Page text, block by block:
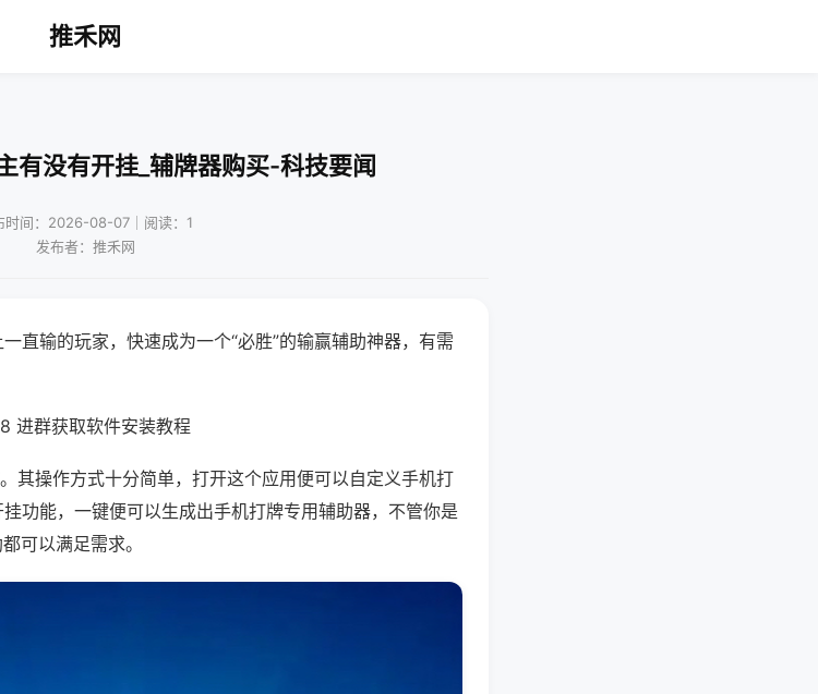
推禾网
有没有开挂_辅牌器购买-科技要闻
时间：2026-08-07｜阅读：1
发布者：推禾网
直输的玩家，快速成为一个“必胜”的输赢辅助神器，有需
进群获取软件安装教程
其操作方式十分简单，打开这个应用便可以自定义手机打
功能，一键便可以生成出手机打牌专用辅助器，不管你是
可以满足需求。